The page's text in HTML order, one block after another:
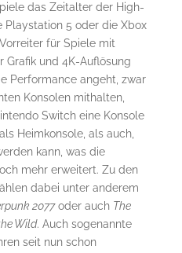
das Zeitalter der High-
Playstation 5 oder die Xbox
für Spiele mit
Grafik und 4K-Auflösung
Performance angeht, zwar
Konsolen mithalten,
Switch eine Konsole
Heimkonsole, als auch,
kann, was die
mehr erweitert. Zu den
dabei unter anderem
2077oder auch The
Wild. Auch sogenannte
seit nun schon